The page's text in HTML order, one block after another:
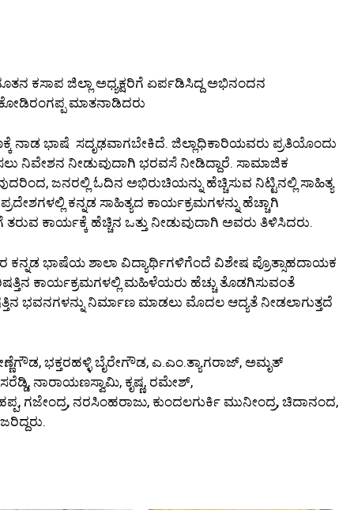
ಕಸಾಪ ಜಿಲ್ಲಾ ಅಧ್ಯಕ್ಷರಿಗೆ ಏರ್ಪಡಿಸಿದ್ದ ಅಭಿನಂದನ
ಮಾತನಾಡಿದರು
ನಾಡ ಭಾಷೆ ಸದೃಢವಾಗಬೇಕಿದೆ. ಜಿಲ್ಲಾಧಿಕಾರಿಯವರು ಪ್ರತಿಯೊಂದು
ನಿವೇಶನ ನೀಡುವುದಾಗಿ ಭರವಸೆ ನೀಡಿದ್ದಾರೆ. ಸಾಮಾಜಿಕ
ಜನರಲ್ಲಿ ಓದಿನ ಅಭಿರುಚಿಯನ್ನು ಹೆಚ್ಚಿಸುವ ನಿಟ್ಟಿನಲ್ಲಿ ಸಾಹಿತ್ಯ
ಕನ್ನಡ ಸಾಹಿತ್ಯದ ಕಾರ್ಯಕ್ರಮಗಳನ್ನು ಹೆಚ್ಚಾಗಿ
ಕಾರ್ಯಕ್ಕೆ ಹೆಚ್ಚಿನ ಒತ್ತು ನೀಡುವುದಾಗಿ ಅವರು ತಿಳಿಸಿದರು.
ಕನ್ನಡ ಭಾಷೆಯ ಶಾಲಾ ವಿದ್ಯಾರ್ಥಿಗಳಿಗೆಂದೆ ವಿಶೇಷ ಪ್ರೊತ್ಸಾಹದಾಯಕ
ಕಾರ್ಯಕ್ರಮಗಳಲ್ಲಿ ಮಹಿಳೆಯರು ಹೆಚ್ಚು ತೊಡಗಿಸುವಂತೆ
ಭವನಗಳನ್ನು ನಿರ್ಮಾಣ ಮಾಡಲು ಮೊದಲ ಆದ್ಯತೆ ನೀಡಲಾಗುತ್ತದೆ
ಭಕ್ತರಹಳ್ಳಿ ಬೈರೇಗೌಡ, ಎ.ಎಂ.ತ್ಯಾಗರಾಜ್, ಅಮೃತ್
ನಾರಾಯಣಸ್ವಾಮಿ, ಕೃಷ್ಣ, ರಮೇಶ್,
ಗಜೇಂದ್ರ, ನರಸಿಂಹರಾಜು, ಕುಂದಲಗುರ್ಕಿ ಮುನೀಂದ್ರ, ಚಿದಾನಂದ,